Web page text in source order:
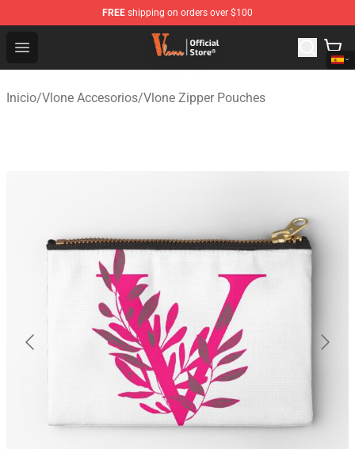
FREE shipping on orders over $100
Open menu
Vlone Shop - Official Vlone Merchandise Store
Inicio/Vlone Accesorios/Vlone Zipper Pouches